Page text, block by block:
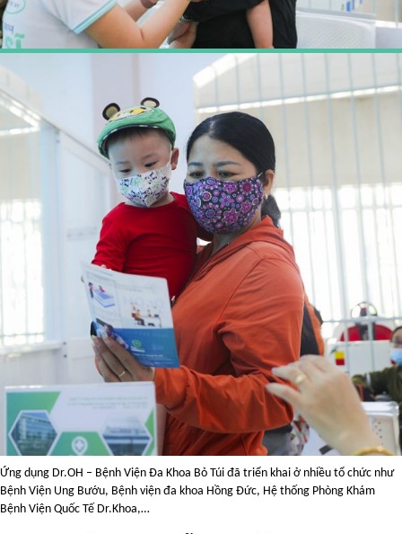
Ứng dụng Dr.OH – Bệnh Viện Đa Khoa Bỏ Túi đã triển khai ở nhiều tổ chức như
Bệnh Viện Ung Bướu, Bệnh viện đa khoa Hồng Đức, Hệ thống Phòng Khám
Bệnh Viện Quốc Tế Dr.Khoa,…